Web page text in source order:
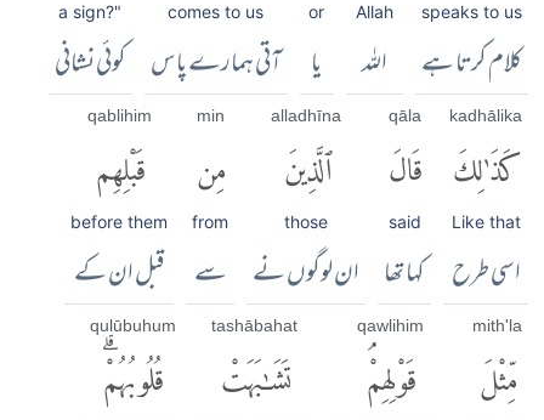
speaks to us
کلام کرتا ہے
Allah
اللہ
or
یا
comes to us
آتی ہمارے پاس
a sign?"
کوئی نشانی
kadhālika
كَذَٰلِكَ
Like that
اسی طرح
qāla
قَالَ
said
کہا تھا
alladhīna
ٱلَّذِينَ
those
ان لوگوں نے
min
مِن
from
سے
qablihim
قَبْلِهِم
before them
قبل ان کے
mith'la
مِّثْلَ
qawlihim
قَوْلِهِمْۘ
tashābahat
تَشَٰبَهَتْ
qulūbuhum
قُلُوبُهُمْۗ